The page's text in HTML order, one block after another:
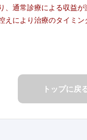
、通常診療による収益
えにより治療のタイミ
トップに戻